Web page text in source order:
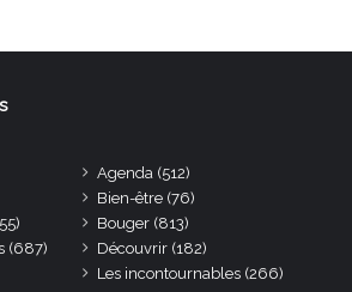
Agenda (512)
Bien-être (76)
Bouger (813)
(687) Découvrir (182)
Les incontournables (266)